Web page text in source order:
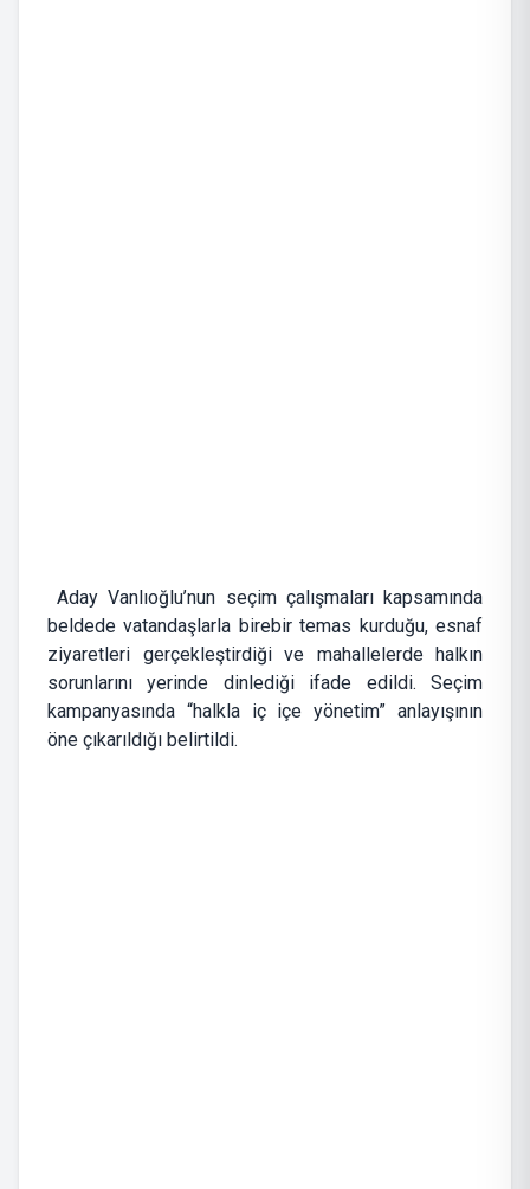
Aday Vanlıoğlu’nun seçim çalışmaları kapsamında
beldede vatandaşlarla birebir temas kurduğu, esnaf
ziyaretleri gerçekleştirdiği ve mahallelerde halkın
sorunlarını yerinde dinlediği ifade edildi. Seçim
kampanyasında “halkla iç içe yönetim” anlayışının
öne çıkarıldığı belirtildi.